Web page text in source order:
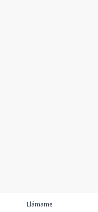
Llámame